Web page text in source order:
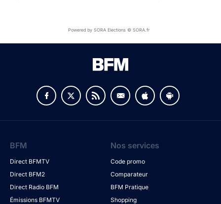
Powered by SORA Elections © SORA.fr
BFM
Direct BFMTV
Direct BFM2
Direct Radio BFM
Émissions BFMTV
Nos services
Code promo
Comparateur
BFM Pratique
Shopping